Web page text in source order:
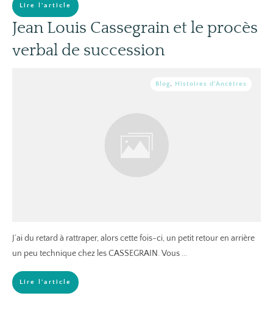
Lire l'article
Jean Louis Cassegrain et le procès
verbal de succession
Blog, Histoires d'Ancêtres
J’ai du retard à rattraper, alors cette fois-ci, un petit retour en arrière
un peu technique chez les CASSEGRAIN. Vous ...
Lire l'article